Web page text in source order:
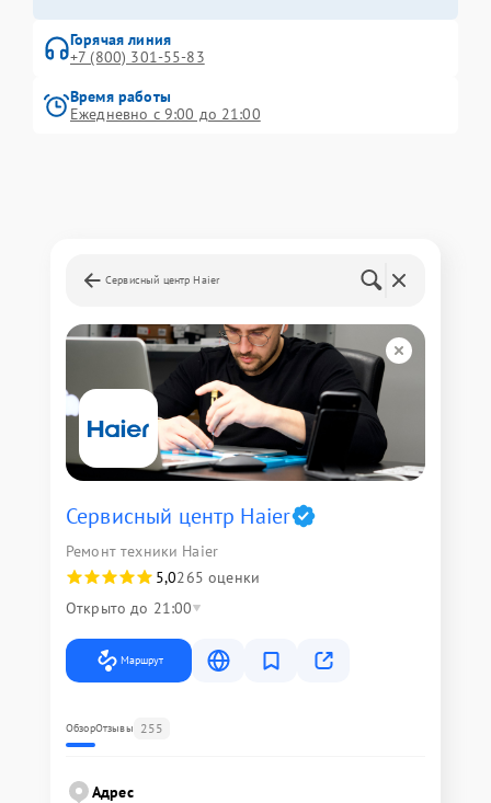
Горячая линия
+7 (800) 301-55-83
Время работы
Ежедневно с 9:00 до 21:00
Сервисный центр Haier
Сервисный центр Haier
Ремонт техники Haier
5,0265 оценки
Открыто до 21:00
Маршрут
ОбзорОтзывы 255
Адрес